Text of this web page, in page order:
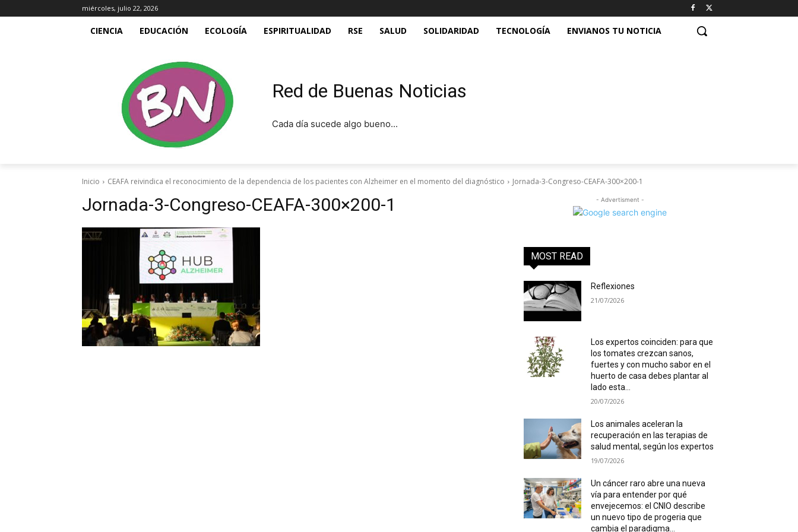
miércoles, julio 22, 2026
CIENCIA EDUCACIÓN ECOLOGÍA ESPIRITUALIDAD RSE SALUD SOLIDARIDAD TECNOLOGÍA ENVIANOS TU NOTICIA
Red de Buenas Noticias
Cada día sucede algo bueno...
Inicio CEAFA reivindica el reconocimiento de la dependencia de los pacientes con Alzheimer en el momento del diagnóstico Jornada-3-Congreso-CEAFA-300×200-1
Jornada-3-Congreso-CEAFA-300×200-1 - Advertisment -
MOST READ
Reflexiones
21/07/2026
Los expertos coinciden: para que
los tomates crezcan sanos,
fuertes y con mucho sabor en el
huerto de casa debes plantar al
lado esta...
20/07/2026
Los animales aceleran la
recuperación en las terapias de
salud mental, según los expertos
19/07/2026
Un cáncer raro abre una nueva
vía para entender por qué
envejecemos: el CNIO describe
un nuevo tipo de progeria que
cambia el paradigma...